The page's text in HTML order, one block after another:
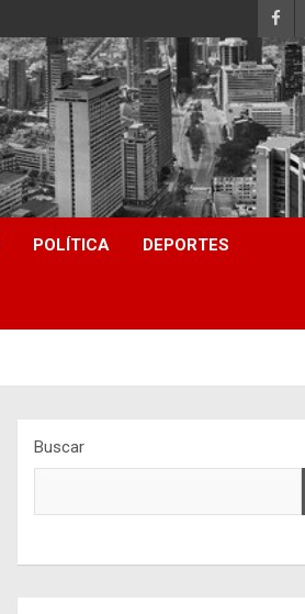
POLÍTICA DEPORTES
Buscar